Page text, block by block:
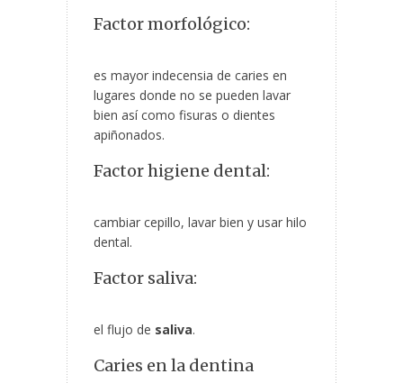
Factor morfológico:
es mayor indecensia de caries en
lugares donde no se pueden lavar
bien así como fisuras o dientes
apiñonados.
Factor higiene dental:
cambiar cepillo, lavar bien y usar hilo
dental.
Factor saliva:
el flujo de saliva.
Caries en la dentina